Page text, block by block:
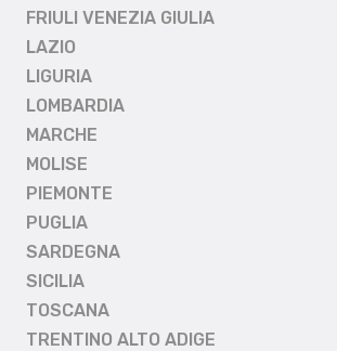
FRIULI VENEZIA GIULIA
LAZIO
LIGURIA
LOMBARDIA
MARCHE
MOLISE
PIEMONTE
PUGLIA
SARDEGNA
SICILIA
TOSCANA
TRENTINO ALTO ADIGE